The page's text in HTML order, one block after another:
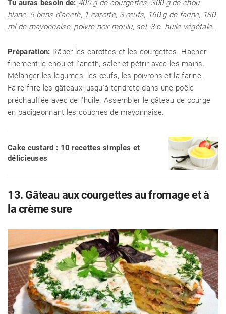
Tu auras besoin de: 400 g de courgettes, 300 g de chou
blanc, 5 brins d'aneth, 1 carotte, 3 œufs, 160 g de farine, 180
ml de mayonnaise, poivre noir moulu, sel, 3 c. huile végétale.
Préparation: Râper les carottes et les courgettes. Hacher
finement le chou et l'aneth, saler et pétrir avec les mains.
Mélanger les légumes, les œufs, les poivrons et la farine.
Faire frire les gâteaux jusqu'à tendreté dans une poêle
préchauffée avec de l'huile. Assembler le gâteau de courge
en badigeonnant les couches de mayonnaise.
Cake custard : 10 recettes simples et
délicieuses
13. Gâteau aux courgettes au fromage et à
la crème sure